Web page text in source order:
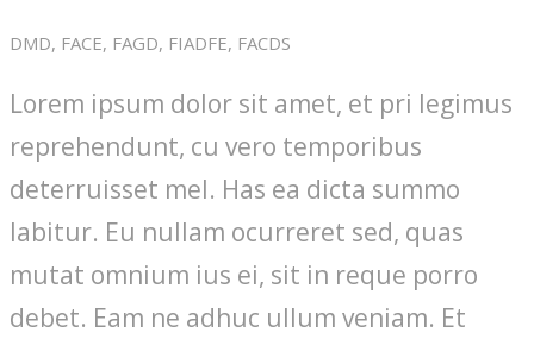
DMD, FACE, FAGD, FIADFE, FACDS
Lorem ipsum dolor sit amet, et pri legimus
reprehendunt, cu vero temporibus
deterruisset mel. Has ea dicta summo
labitur. Eu nullam ocurreret sed, quas
mutat omnium ius ei, sit in reque porro
debet. Eam ne adhuc ullum veniam. Et